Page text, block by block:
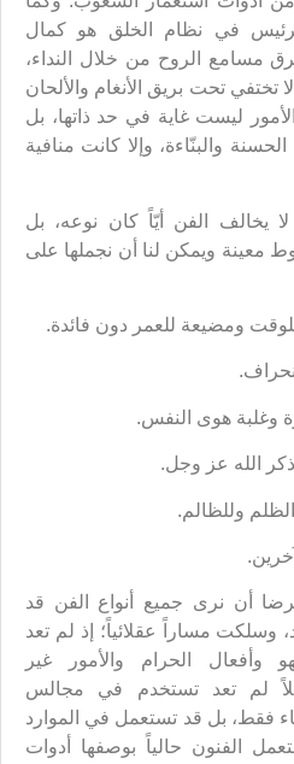
في نظام الخلق هو كمال
مسامع الروح من خلال النداء،
تختفي تحت بريق الأنغام والألحان
ليست غاية في حد ذاتها، بل
والبنّاءة، وإلا كانت منافية
يخالف الفن أيّاً كان نوعه، بل
معينة ويمكن لنا أن نجملها على
أن نرى جميع أنواع الفن قد
وسلكت مساراً عقلائياً؛ إذ لم تعد
وأفعال الحرام والأمور غير
لم تعد تستخدم في مجالس
فقط، بل قد تستعمل في الموارد
الفنون حالياً بوصفها أدوات